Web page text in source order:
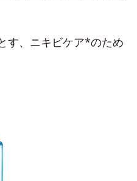
す、ニキビケア*のため